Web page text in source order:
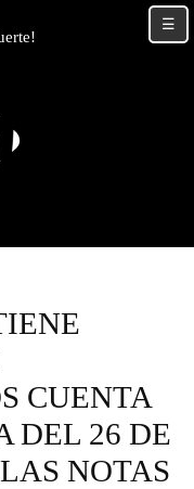
CUENTA
DEL 26 DE
NOTAS
☰